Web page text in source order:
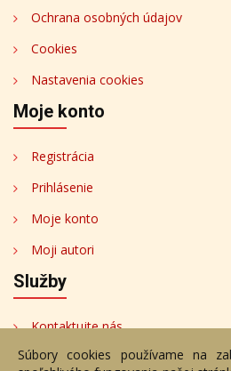
Ochrana osobných údajov
Cookies
Nastavenia cookies
Moje konto
Registrácia
Prihlásenie
Moje konto
Moji autori
Služby
Kontaktujte nás
Bezplatné poradenstvo
Súbory cookies používame na